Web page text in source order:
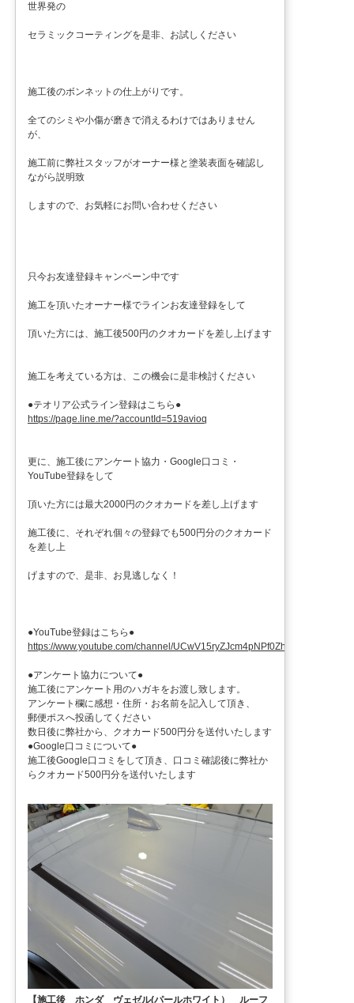
世界発の
セラミックコーティングを是非、お試しください
施工後のボンネットの仕上がりです。
全てのシミや小傷が磨きで消えるわけではありません
が、
施工前に弊社スタッフがオーナー様と塗装表面を確認し
ながら説明致
しますので、お気軽にお問い合わせください
只今お友達登録キャンペーン中です
施工を頂いたオーナー様でラインお友達登録をして
頂いた方には、施工後500円のクオカードを差し上げます
施工を考えている方は、この機会に是非検討ください
●テオリア公式ライン登録はこちら●
https://page.line.me/?accountId=519avioq
更に、施工後にアンケート協力・Google口コミ・
YouTube登録をして
頂いた方には最大2000円のクオカードを差し上げます
施工後に、それぞれ個々の登録でも500円分のクオカード
を差し上
げますので、是非、お見逃しなく！
●YouTube登録はこちら●
https://www.youtube.com/channel/UCwV15ryZJcm4pNPf0ZhXu9g
●アンケート協力について●
施工後にアンケート用のハガキをお渡し致します。
アンケート欄に感想・住所・お名前を記入して頂き、
郵便ポスへ投函してください
数日後に弊社から、クオカード500円分を送付いたします
●Google口コミについて●
施工後Google口コミをして頂き、口コミ確認後に弊社か
らクオカード500円分を送付いたします
【施工後 ホンダ ヴェゼル(パールホワイト） ルーフ